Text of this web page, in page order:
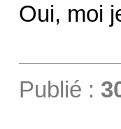
Oui, moi
Publié :